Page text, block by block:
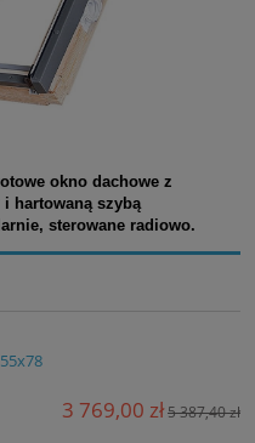
okno dachowe z
hartowaną szybą
sterowane radiowo.
3 769,00 zł5 387,40 zł